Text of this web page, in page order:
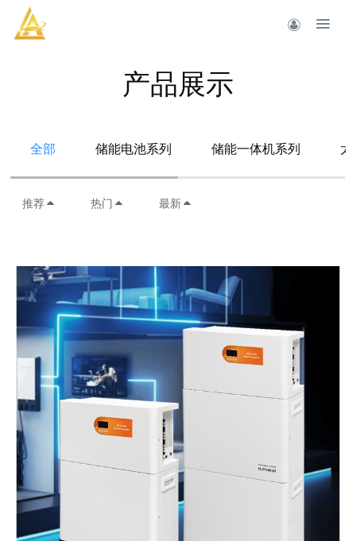
产品展示
全部 储能电池系列 储能一体机系列
推荐 热门 最新